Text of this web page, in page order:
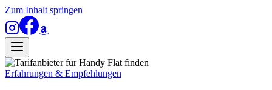
Zum Inhalt springen
Erfahrungen & Empfehlungen